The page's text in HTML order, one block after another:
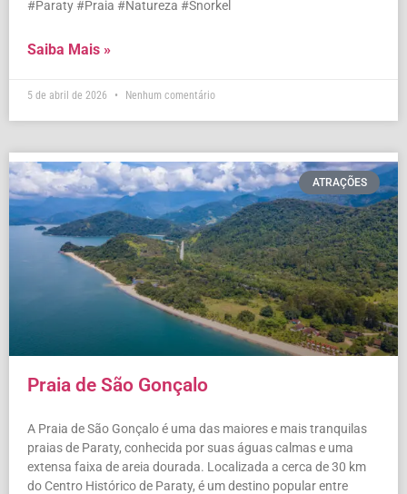
#Paraty #Praia #Natureza #Snorkel
Saiba Mais »
5 de abril de 2026 Nenhum comentário
ATRAÇÕES
Praia de São Gonçalo
A Praia de São Gonçalo é uma das maiores e mais tranquilas
praias de Paraty, conhecida por suas águas calmas e uma
extensa faixa de areia dourada. Localizada a cerca de 30 km
do Centro Histórico de Paraty, é um destino popular entre